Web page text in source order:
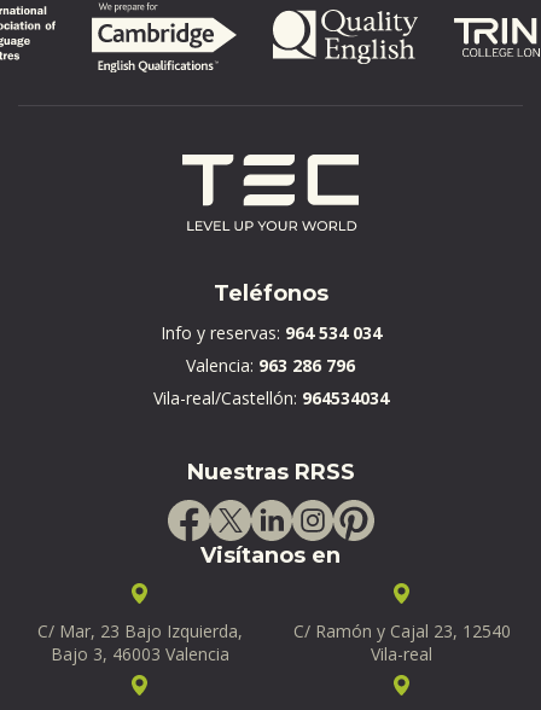
Teléfonos
Info y reservas: 964 534 034
Valencia: 963 286 796
Vila-real/Castellón: 964534034
Nuestras RRSS
Visítanos en
C/ Mar, 23 Bajo Izquierda,
Bajo 3, 46003 Valencia
C/ Ramón y Cajal 23, 12540
Vila-real